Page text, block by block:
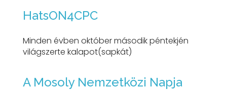
HatsON4CPC
Minden évben október második péntekjén
világszerte kalapot(sapkát)
A Mosoly Nemzetközi Napja